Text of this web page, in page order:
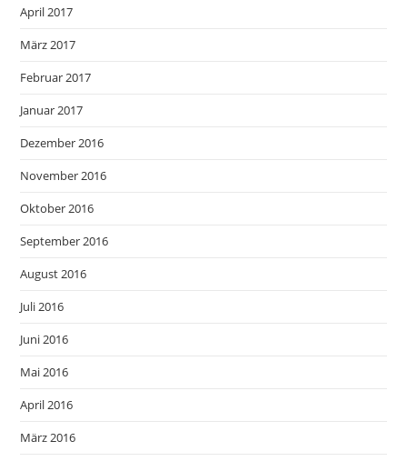
April 2017
März 2017
Februar 2017
Januar 2017
Dezember 2016
November 2016
Oktober 2016
September 2016
August 2016
Juli 2016
Juni 2016
Mai 2016
April 2016
März 2016